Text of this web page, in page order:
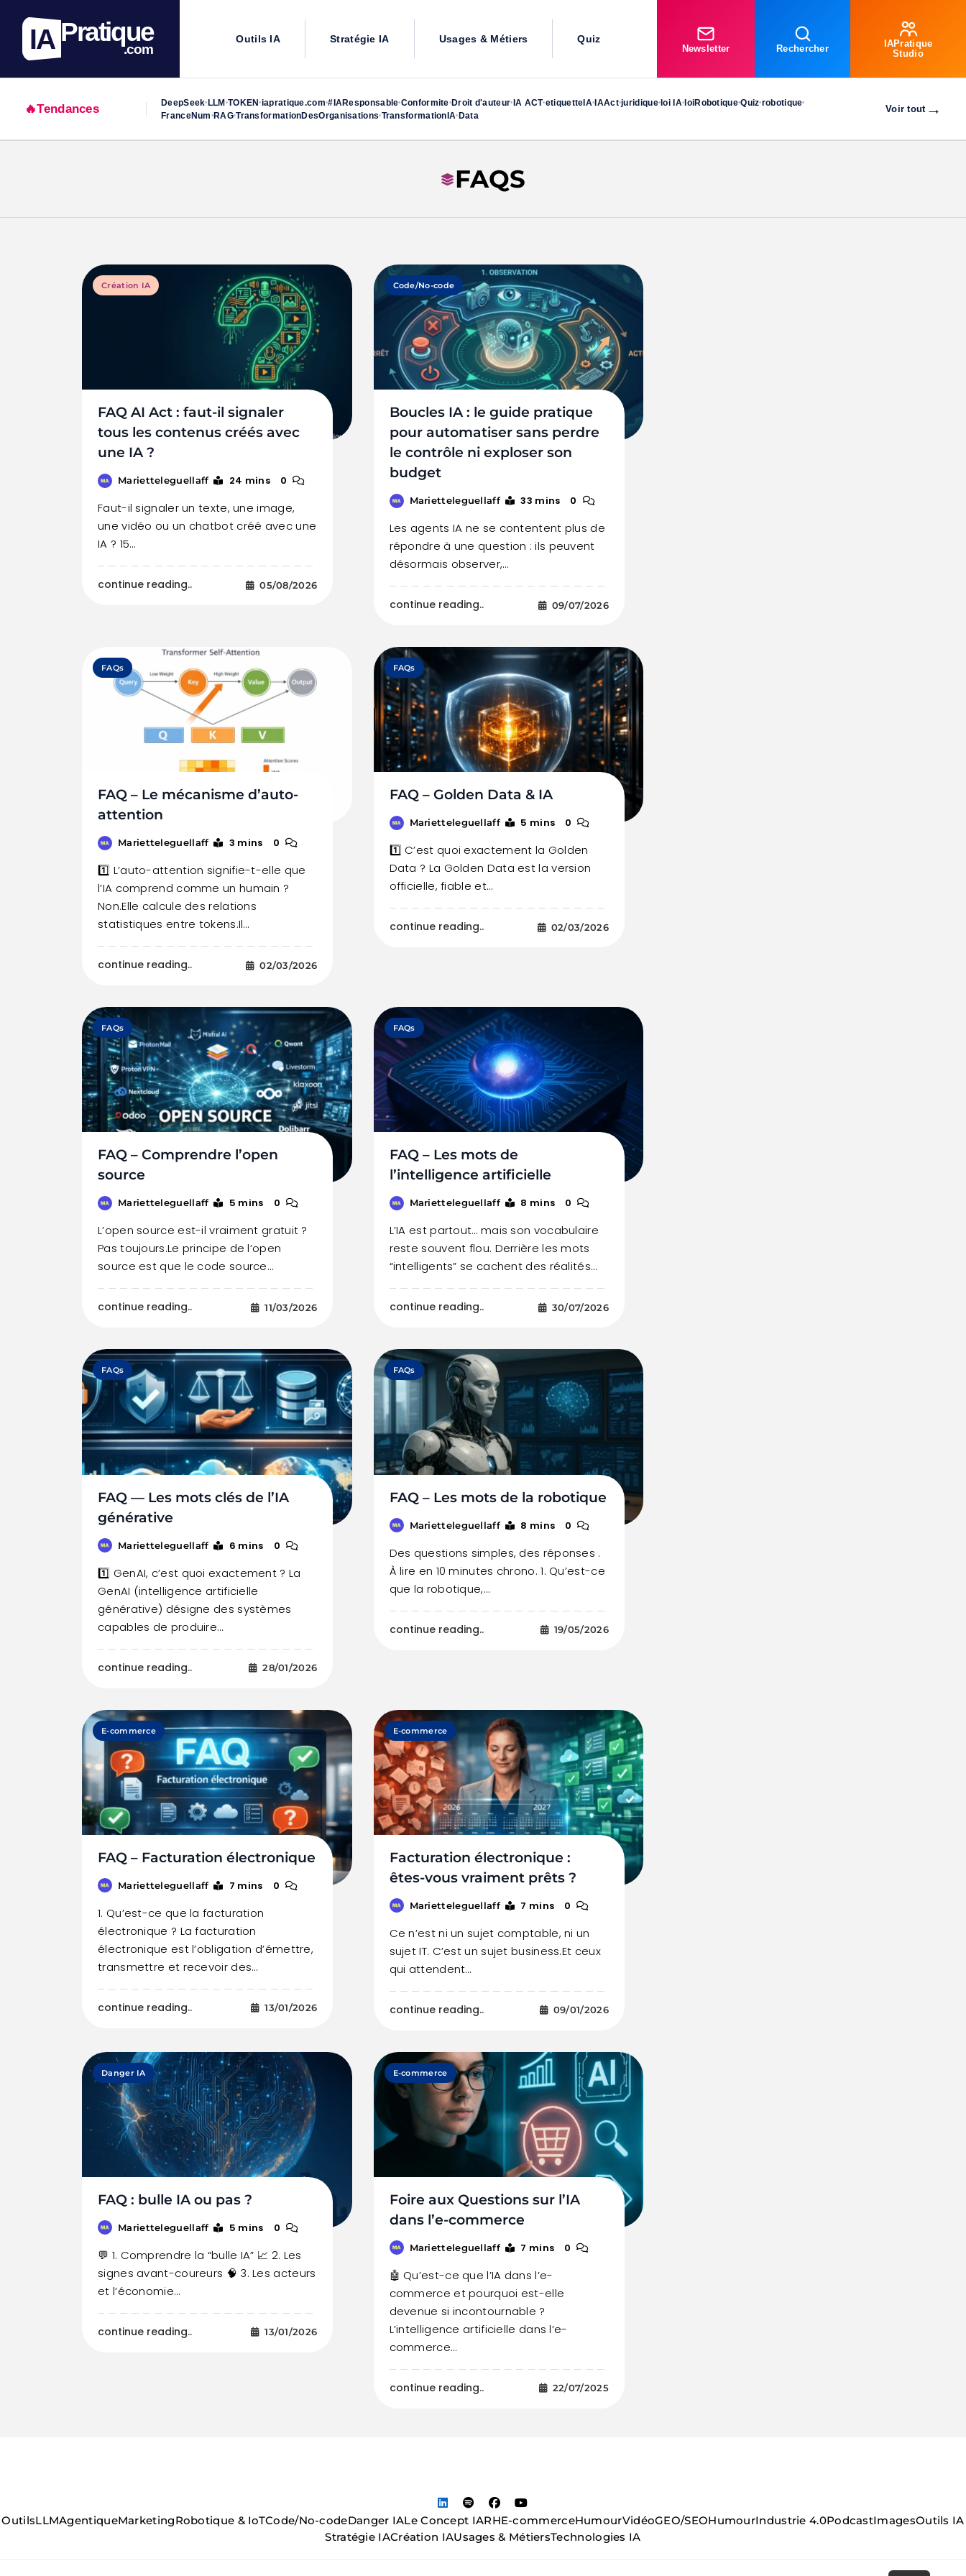
IA Pratique
.com
Outils IA Stratégie IA Usages & Métiers Quiz
Newsletter Rechercher
IAPratique
Studio
🔥Tendances DeepSeek• LLM •TOKEN•iapratique.com•#IAResponsable•Conformite• Droit d'auteur• IA ACT•etiquetteIA• IAAct•juridique• loi IA• loiRobotique•Quiz•robotique•
FranceNum • RAG•TransformationDesOrganisations•TransformationIA• Data
Voir tout→
FAQS
Création IA
FAQ AI Act : faut-il signaler
tous les contenus créés avec
une IA ?
Marietteleguellaff 24 mins 0
Faut-il signaler un texte, une image,
une vidéo ou un chatbot créé avec une
IA ? 15…
continue reading.. 05/08/2026
Code/No-code
Boucles IA : le guide pratique
pour automatiser sans perdre
le contrôle ni exploser son
budget
Marietteleguellaff 33 mins 0
Les agents IA ne se contentent plus de
répondre à une question : ils peuvent
désormais observer,…
continue reading.. 09/07/2026
FAQs
FAQ – Le mécanisme d’auto-
attention
Marietteleguellaff 3 mins 0
1️⃣ L’auto-attention signifie-t-elle que
l’IA comprend comme un humain ?
Non.Elle calcule des relations
statistiques entre tokens.Il…
continue reading.. 02/03/2026
FAQs
FAQ – Golden Data & IA
Marietteleguellaff 5 mins 0
1️⃣ C’est quoi exactement la Golden
Data ? La Golden Data est la version
officielle, fiable et…
continue reading.. 02/03/2026
FAQs
FAQ – Comprendre l’open
source
Marietteleguellaff 5 mins 0
L’open source est-il vraiment gratuit ?
Pas toujours.Le principe de l’open
source est que le code source…
continue reading.. 11/03/2026
FAQs
FAQ – Les mots de
l’intelligence artificielle
Marietteleguellaff 8 mins 0
L’IA est partout… mais son vocabulaire
reste souvent flou. Derrière les mots
“intelligents” se cachent des réalités…
continue reading.. 30/07/2026
FAQs
FAQ — Les mots clés de l’IA
générative
Marietteleguellaff 6 mins 0
1️⃣ GenAI, c’est quoi exactement ? La
GenAI (intelligence artificielle
générative) désigne des systèmes
capables de produire…
continue reading.. 28/01/2026
FAQs
FAQ – Les mots de la robotique
Marietteleguellaff 8 mins 0
Des questions simples, des réponses .
À lire en 10 minutes chrono. 1. Qu’est-ce
que la robotique,…
continue reading.. 19/05/2026
E-commerce
FAQ – Facturation électronique
Marietteleguellaff 7 mins 0
1. Qu’est-ce que la facturation
électronique ? La facturation
électronique est l’obligation d’émettre,
transmettre et recevoir des…
continue reading.. 13/01/2026
E-commerce
Facturation électronique :
êtes-vous vraiment prêts ?
Marietteleguellaff 7 mins 0
Ce n’est ni un sujet comptable, ni un
sujet IT. C’est un sujet business.Et ceux
qui attendent…
continue reading.. 09/01/2026
Danger IA
FAQ : bulle IA ou pas ?
Marietteleguellaff 5 mins 0
💬 1. Comprendre la “bulle IA” 📈 2. Les
signes avant-coureurs 🧠 3. Les acteurs
et l’économie…
continue reading.. 13/01/2026
E-commerce
Foire aux Questions sur l’IA
dans l’e-commerce
Marietteleguellaff 7 mins 0
🤖 Qu’est-ce que l’IA dans l’e-
commerce et pourquoi est-elle
devenue si incontournable ?
L’intelligence artificielle dans l’e-
commerce…
continue reading.. 22/07/2025
OutilsLLMAgentiqueMarketingRobotique & IoTCode/No-codeDanger IALe Concept IARHE-commerceHumourVidéoGEO/SEOHumourIndustrie 4.0PodcastImagesOutils IA
Stratégie IACréation IAUsages & MétiersTechnologies IA